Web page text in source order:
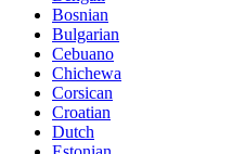
Bosnian
Bulgarian
Cebuano
Chichewa
Corsican
Croatian
Dutch